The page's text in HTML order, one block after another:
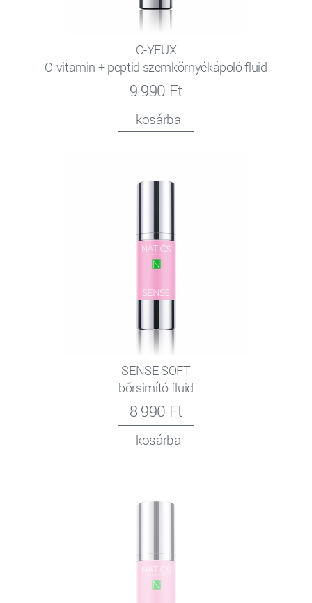
C-YEUX
C-vitamin + peptid szemkörnyékápoló fluid
9 990 Ft
kosárba
SENSE SOFT
bőrsimító fluid
8 990 Ft
kosárba